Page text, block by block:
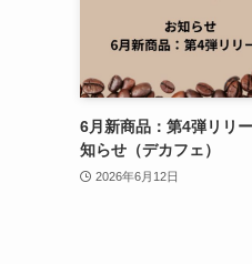
6月新商品：第4弾リリ
知らせ（デカフェ）
2026年6月12日